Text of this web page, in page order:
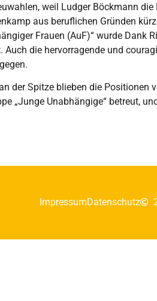
weil Ludger Böckmann
aus beruflichen Gründen
Frauen (AuF)“ wurde
die hervorragende und
der Spitze blieben die
„Junge Unabhängige“ betreut,
ImpressumDatenschutz